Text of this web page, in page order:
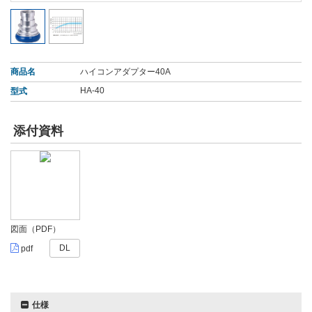
商品名
ハイコンアダプター40A
型式
HA-40
添付資料
図面（PDF）
pdf
DL
仕様